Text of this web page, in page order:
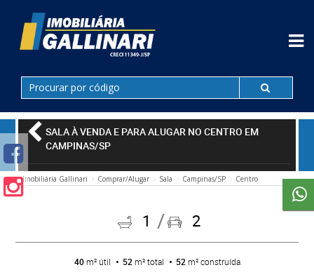
SALA À VENDA E PARA ALUGAR NO CENTRO EM
CAMPINAS/SP
Imobiliária Gallinari Comprar/Alugar Sala Campinas/SP Centro
1 2
40m² útil 52 m² total 52 m² construída